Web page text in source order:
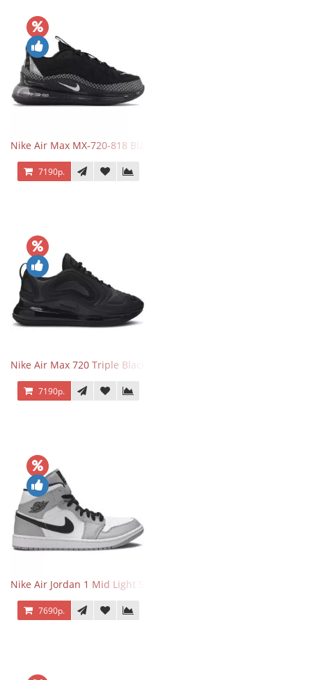
Nike Air Max MX-720-818 Black
7190р.
Nike Air Max 720 Triple Black
7190р.
Nike Air Jordan 1 Mid Light Smoke Grey
7690р.